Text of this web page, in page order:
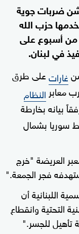
شن ضربات جوية
حزب الله
من أسبوع على
في لبنان.
غاراتعلى طرق
معابر النظام
بيانه بخارطة
سوريا بشمال
العريضة "خرج
فجر الجمعة."
اللبنانية أن
التحتية وانقطاع
تأهيل للجسر."